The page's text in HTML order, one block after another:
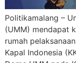
Politikamalang –
(UMM) mendapat
rumah
Kapal Indonesia